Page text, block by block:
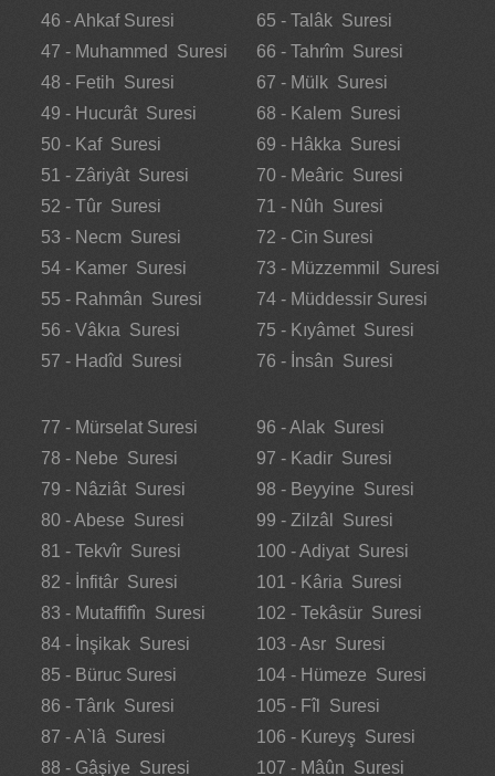
46 - Ahkaf Suresi
47 - Muhammed Suresi
48 - Fetih Suresi
49 - Hucurât Suresi
50 - Kaf Suresi
51 - Zâriyât Suresi
52 - Tûr Suresi
53 - Necm Suresi
54 - Kamer Suresi
55 - Rahmân Suresi
56 - Vâkıa Suresi
57 - Hadîd Suresi
65 - Talâk Suresi
66 - Tahrîm Suresi
67 - Mülk Suresi
68 - Kalem Suresi
69 - Hâkka Suresi
70 - Meâric Suresi
71 - Nûh Suresi
72 - Cin Suresi
73 - Müzzemmil Suresi
74 - Müddessir Suresi
75 - Kıyâmet Suresi
76 - İnsân Suresi
77 - Mürselat Suresi
78 - Nebe Suresi
79 - Nâziât Suresi
80 - Abese Suresi
81 - Tekvîr Suresi
82 - İnfitâr Suresi
83 - Mutaffifîn Suresi
84 - İnşikak Suresi
85 - Büruc Suresi
86 - Târık Suresi
87 - A`lâ Suresi
88 - Gâşiye Suresi
96 - Alak Suresi
97 - Kadir Suresi
98 - Beyyine Suresi
99 - Zilzâl Suresi
100 - Adiyat Suresi
101 - Kâria Suresi
102 - Tekâsür Suresi
103 - Asr Suresi
104 - Hümeze Suresi
105 - Fîl Suresi
106 - Kureyş Suresi
107 - Mâûn Suresi